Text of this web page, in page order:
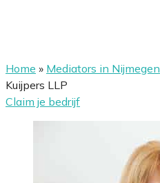
Home » Mediators in Nijmegen
Kuijpers LLP
Claim je bedrijf